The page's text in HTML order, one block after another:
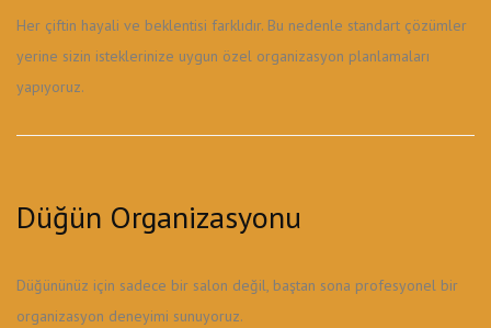
Her çiftin hayali ve beklentisi farklıdır. Bu nedenle standart çözümler
yerine sizin isteklerinize uygun özel organizasyon planlamaları
yapıyoruz.
Düğün Organizasyonu
Düğününüz için sadece bir salon değil, baştan sona profesyonel bir
organizasyon deneyimi sunuyoruz.